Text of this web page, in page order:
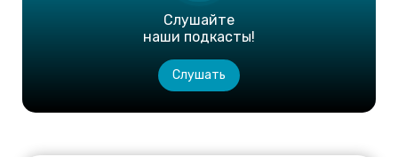
Слушайте
наши подкасты!
Слушать